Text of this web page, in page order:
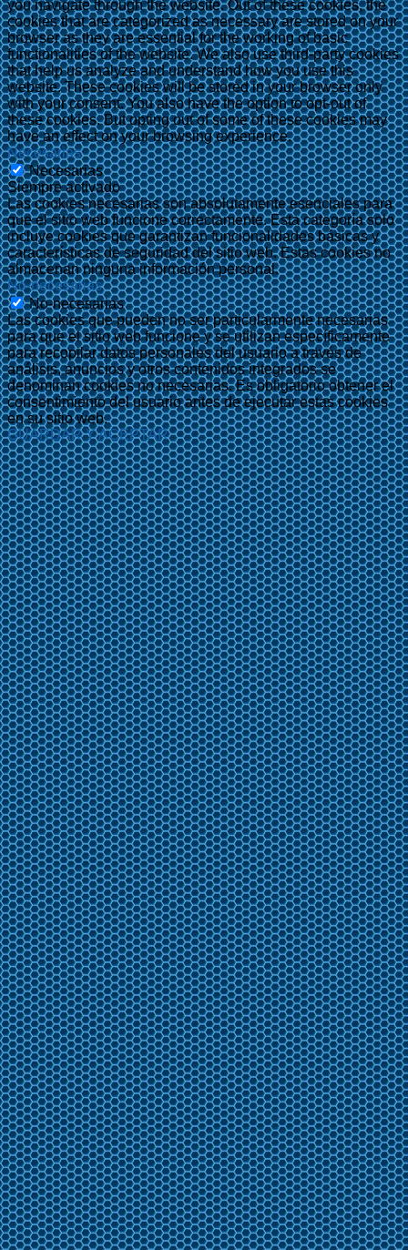
you navigate through the website. Out of these cookies, the
cookies that are categorized as necessary are stored on your
browser as they are essential for the working of basic
functionalities of the website. We also use third-party cookies
that help us analyze and understand how you use this
website. These cookies will be stored in your browser only
with your consent. You also have the option to opt-out of
these cookies. But opting out of some of these cookies may
have an effect on your browsing experience.
Necesarias
Necesarias
Siempre activado
Las cookies necesarias son absolutamente esenciales para
que el sitio web funcione correctamente. Esta categoría solo
incluye cookies que garantizan funcionalidades básicas y
características de seguridad del sitio web. Estas cookies no
almacenan ninguna información personal.
No-necesarias
No-necesarias
Las cookies que pueden no ser particularmente necesarias
para que el sitio web funcione y se utilizan específicamente
para recopilar datos personales del usuario a través de
análisis, anuncios y otros contenidos integrados se
denominan cookies no necesarias. Es obligatorio obtener el
consentimiento del usuario antes de ejecutar estas cookies
en su sitio web.
GUARDAR Y ACEPTAR